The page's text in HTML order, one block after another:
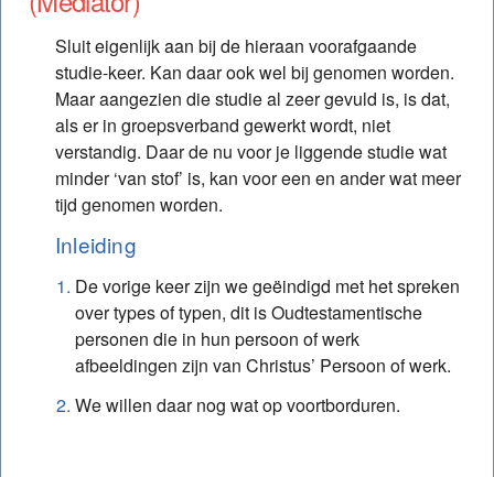
Studie – Gouden draad: Inleidende studie
Studie – Gouden draad: 1. Godsplan m.b.t. de
geschiedenis
Studie – Gouden draad: 2. Hoe het Oude
Testament naar Christus wijst – A
Studie – Gouden draad: 3. Hoe het Oude
Testament naar Christus wijst – B
Studie – Gouden draad: 4. Christus de
(Be)Middelaar (Mediator)
Studie – Gouden draad: 5. De lijn van het heil in
het Nieuwe Testament – A
Studie – Gouden draad: 6. De lijn van het heil in
Sluit eigenlijk aan bij de hieraan voorafgaande
studie-keer. Kan daar ook wel bij genomen worden.
Maar aangezien die studie al zeer gevuld is, is dat,
als er in groepsverband gewerkt wordt, niet
verstandig. Daar de nu voor je liggende studie wat
minder ‘van stof’ is, kan voor een en ander wat meer
tijd genomen worden.
Inleiding
De vorige keer zijn we geëindigd met het spreken
over types of typen, dit is Oudtestamentische
personen die in hun persoon of werk
afbeeldingen zijn van Christus’ Persoon of werk.
We willen daar nog wat op voortborduren.